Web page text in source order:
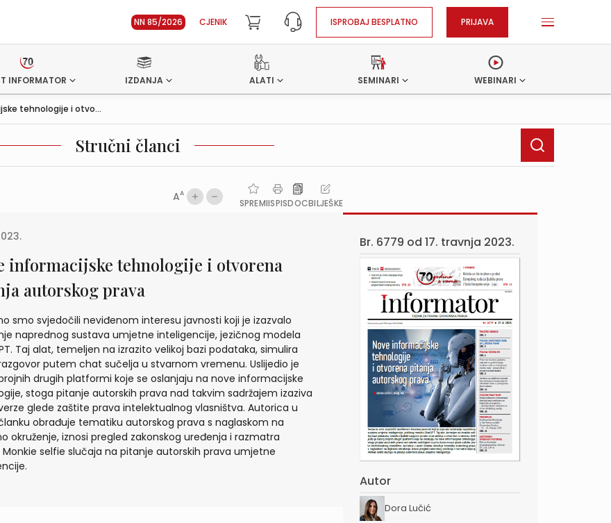
NN 85/2026 CJENIK ISPROBAJ BESPLATNO PRIJAVA
INFORMATOR IZDANJA ALATI SEMINARI WEBINARI
tehnologije i otvo...
Stručni članci
AA
SPREMIISPISDOCBILJEŠKE
informacijske tehnologije i otvorena
autorskog prava
smo svjedočili neviđenom interesu javnosti koji je izazvalo
naprednog sustava umjetne inteligencije, jezičnog modela
Taj alat, temeljen na izrazito velikoj bazi podataka, simulira
putem chat sučelja u stvarnom vremenu. Uslijedio je
drugih platformi koje se oslanjaju na nove informacijske
stoga pitanje autorskih prava nad takvim sadržajem izaziva
glede zaštite prava intelektualnog vlasništva. Autorica u
obrađuje tematiku autorskog prava s naglaskom na
okruženje, iznosi pregled zakonskog uređenja i razmatra
selfie slučaja na pitanje autorskih prava umjetne
Br. 6779 od 17. travnja 2023.
Autor
Dora Lučić